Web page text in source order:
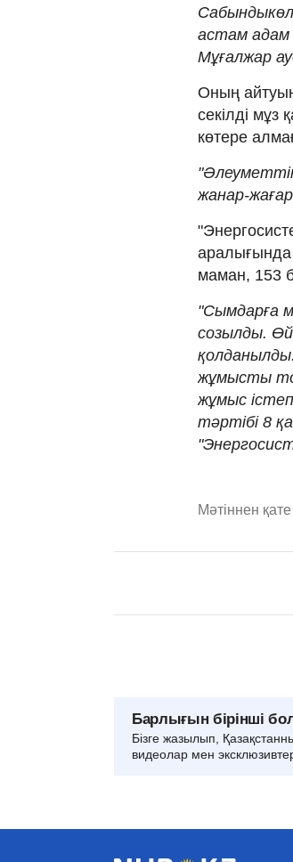
астам адам
Мұғалжар
Оның
секілді
көтере
жанар-
аралығында
маман, 153
"Сымдарға
созылды.
жұмысты
жұмыс
тәртібі 8
Мәтіннен
Барлығын бірінші
Бізге жазылып,
видеолар мен